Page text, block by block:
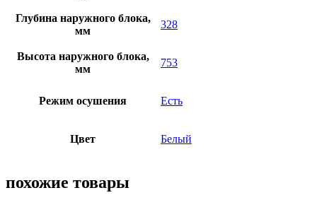
Глубина наружного блока,
мм
328
Высота наружного блока,
мм
753
Режим осушения Есть
Цвет Белый
похожие товары